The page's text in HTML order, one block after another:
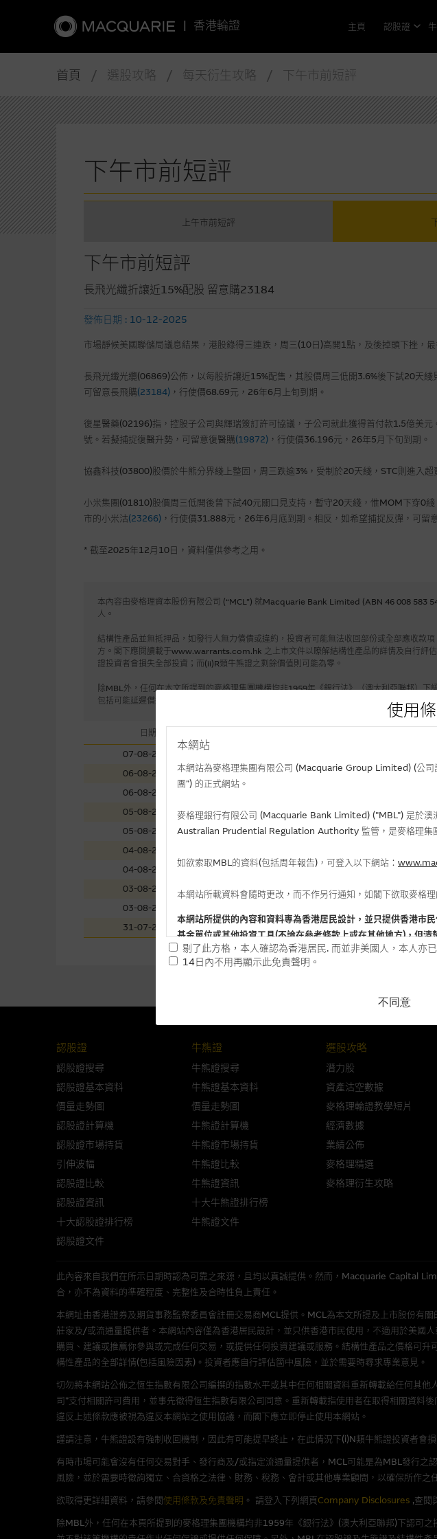
| 香港輪證 主頁 認股證
首頁 / 選股攻略 / 每天衍生攻略 / 下午市前短評
下午市前短評
上午市前短評
下午市前短評
長飛光纖折讓近15%配股 留意購23184
發佈日期 : 10-12-2025
市場靜候美國聯儲局議息結果，港股錄得三連跌，周三(10日)高開1點，及後掉頭下挫
長飛光纖光纜(06869)公佈，以每股折讓近15%配售，其股價周三低開3.6%後下試20天
可留意長飛購(23184) ，行使價68.69元，26年6月上旬到期。
復星醫藥(02196)指，控股子公司與輝瑞簽訂許可協議，子公司就此獲得首付款1.5億美
號。若擬捕捉復醫升勢，可留意復醫購(19872) ，行使價36.196元，26年5月下旬到期。
協鑫科技(03800)股價於牛熊分界綫上整固，周三跌逾3%，受制於20天綫，STC則進入
小米集團(01810)股價周三低開後曾下試40元關口見支持，暫守20天綫，惟MOM下穿0
市的小米沽(23266) ，行使價31.888元，26年6月底到期。相反，如希望捕捉反彈，可留
* 截至2025年12月10日，資料僅供參考之用。
本內容由麥格理資本股份有限公司 (“MCL”) 就Macquarie Bank Limited (ABN 46 008 583
人。
結構性產品並無抵押品，如發行人無力償債或違約，投資者可能無法收回部份或全部應收款
方。閣下應閱讀載于www.warrants.com.hk 之上市文件以瞭解結構性產品的詳情及自行評
證投資者會損失全部投資；而(ii)R類牛熊證之剩餘價值則可能為零。
除MBL外，任何在本文所提到的麥格理集團機構均非1959年《銀行法》（澳大利亞聯邦）
包括可能延遲償還款項，以及已投資本金之全盤損失。MBL並不對該等機構的責任作出任何
日期
07-08-2026
06-08-2026
下午
06-08-2026
05-08-2026
下午
05-08-2026
上午
04-08-2026
04-08-2026
上午
03-08-2026
下午
03-08-2026
31-07-2026
下午
使用
本網站
本網站為麥格理集團有限公司 (Macquarie Group Limited) (公
團”) 的正式網站。
麥格理銀行有限公司 (Macquarie Bank Limited) ("MBL") 是於
Australian Prudential Regulation Authority 監管，是麥格理集
如欲索取MBL的資料(包括周年報告)，可登入以下網站：
本網站所載資料會隨時更改，而不作另行通知，如閣下欲取麥格
本網站所提供的內容和資料專為香港居民設計，並只提供香港市
基金單位或其他投資工具(不論在參考條款上或在其他地方)，但
網站內容來自我們在所示日期時認為可靠之來源，且均以真誠提
未必完整或準確。麥格理集團不會，亦沒有義務更新網站內容，
任何指示價格報價、公開資料或分析是基於我們相信的假設及
的，因此並不保證該類報價單、公開資料或分析為準確、完整
何用途上均完整、可靠、準確、合時或適合，亦不為資料的準
網站內容不構成要約及徵求要約，或作為任何合約的根據，以購
而成，但不包括麥格理集團職員所知的資料。產品的過去業績並
在法律最大許可的情況下，麥格理集團及其任何相關公司或其董
連結的第三者網站，在任何用途方面均可靠、完整、合時及準確
網站內容的依賴而導致的損失或損毀，亦一概不會承擔責任或債務
與結構性產品有關的風險
結構性產品並無抵押品，如發行人無力償債或違約，投資者可能
來表現。產品的第二市場可能有限而麥格理資本股份有限公司可
性產品的詳情及自行評估箇中風險。如有需要，請徵詢獨立之專
網站連結
本網站或載有連接非由麥格理集團管理的網站的連結。此等連結
站的內容及所介紹的產品或服務，均無任何操控權，因此對此等
議閣下自行向本網站述及或連接的第三者查詢。此外，載有第三
本網站雖連接第三者管理的網站，但麥格理集團並非授權網站瀏
剔了此方格，本人確認為香港居民. 而並非美國人，本人亦
14日內不用再顯示此免責聲明。
不同意
認股證
認股證搜尋
認股證基本資料
價量走勢圖
認股證計算機
認股證市場持貨
引伸波幅
認股證比較
認股證資訊
十大認股證排行榜
認股證文件
牛熊證
牛熊證搜尋
牛熊證基本資料
價量走勢圖
牛熊證計算機
牛熊證市場持貨
牛熊證比較
牛熊證資訊
十大牛熊證排行榜
牛熊證文件
選股攻略
潛力股
資產沽空數據
麥格理輪證教學短片
經濟數據
業績公佈
麥格理精選
麥格理衍生攻略
此內容來自我們在所示日期時認為可靠之來源，且均以真誠提供。然而，Macquarie Capital
合，亦不為資料的準確程度、完整性及合時性負上責任。
本網址由香港證券及期貨事務監察委員會註冊交易商MCL提供。MCL為本文所提及上市股份
莊家及/或流通量提供者。本網站內容僅為香港居民設計，並只供香港市民使用，不適用於美國
購買、建議或推薦你參與或完成任何交易，或提供任何投資建議或服務。結構性產品之價格可
構性產品的全部詳情(包括風險因素)。投資者應自行評估箇中風險，並於需要時尋求專業意見。
切勿將本網站公佈之恆生指數有限公司編撰的指數水平或其中任何相關資料重新轉載給任何其
司”支付相關許可費用，並事先徵得恆生指數有限公司同意。重新轉載指使用者在取得相關資料
違反上述條款應被視為違反本網站之使用協議，而閣下應立即停止使用本網站。
謹請注意，牛熊證設有強制收回機制，因此有可能提早終止，在此情況下(i)N類牛熊證投資者會
有時市場可能會沒有任何交易對手、發行商及/或指定流通量提供者，MCL可能是為MBL發行
風險，並於需要時徵詢獨立、合資格之法律、財務、稅務、會計或其他專業顧問，以確保所作
欲取得更詳細資料，請參閱使用條款及免責聲明 。 請登入下列網頁Company Disclosures ,查閱
除MBL外，任何在本頁所提到的麥格理集團機構均非1959年《銀行法》(澳大利亞聯邦)下認可